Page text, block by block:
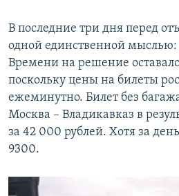
В последние три дня перед
одной единственной мыслью:
Времени на решение
поскольку цены на билеты
ежеминутно. Билет без
Москва – Владикавказ в
за 42 000 рублей. Хотя за
9300.